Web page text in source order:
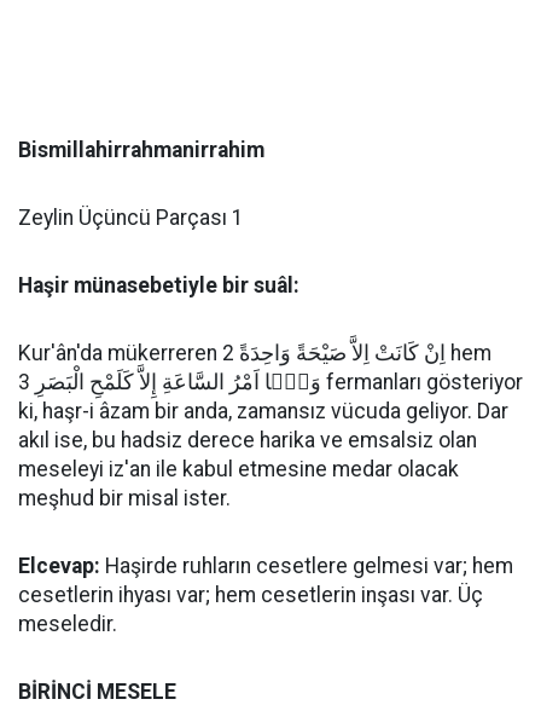
Bismillahirrahmanirrahim
Zeylin Üçüncü Parçası 1
Haşir münasebetiyle bir suâl:
Kur'ân'da mükerreren اِنْ كَانَتْ اِلاَّ صَيْحَةً وَاحِدَةً 2 hem
وَمَۤا اَمْرُ السَّاعَةِ إِلاَّ كَلَمْحِ الْبَصَرِ 3 fermanları gösteriyor
ki, haşr-i âzam bir anda, zamansız vücuda geliyor. Dar
akıl ise, bu hadsiz derece harika ve emsalsiz olan
meseleyi iz'an ile kabul etmesine medar olacak
meşhud bir misal ister.
Elcevap: Haşirde ruhların cesetlere gelmesi var; hem
cesetlerin ihyası var; hem cesetlerin inşası var. Üç
meseledir.
BİRİNCİ MESELE